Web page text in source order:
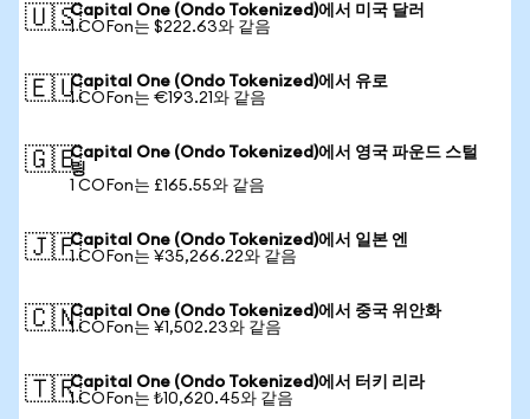
🇺🇸Capital One (Ondo Tokenized)에서 미국 달러
1 COFon는 $222.63와 같음
🇪🇺Capital One (Ondo Tokenized)에서 유로
1 COFon는 €193.21와 같음
🇬🇧Capital One (Ondo Tokenized)에서 영국 파운드 스털
링
1 COFon는 £165.55와 같음
🇯🇵Capital One (Ondo Tokenized)에서 일본 엔
1 COFon는 ¥35,266.22와 같음
🇨🇳Capital One (Ondo Tokenized)에서 중국 위안화
1 COFon는 ¥1,502.23와 같음
🇹🇷Capital One (Ondo Tokenized)에서 터키 리라
1 COFon는 ₺10,620.45와 같음